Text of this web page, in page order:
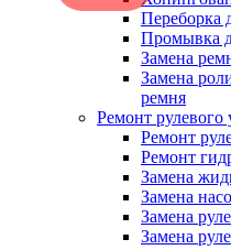
Переборка
Промывка
Замена
Замена
ремня
Ремонт рулевого
Ремонт
Ремонт
Замена
Замена
Замена
Замена